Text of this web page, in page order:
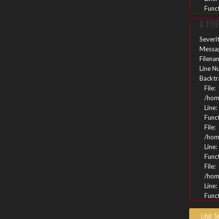
A
Line
File:
/
File:
/
File:
/
ALihat